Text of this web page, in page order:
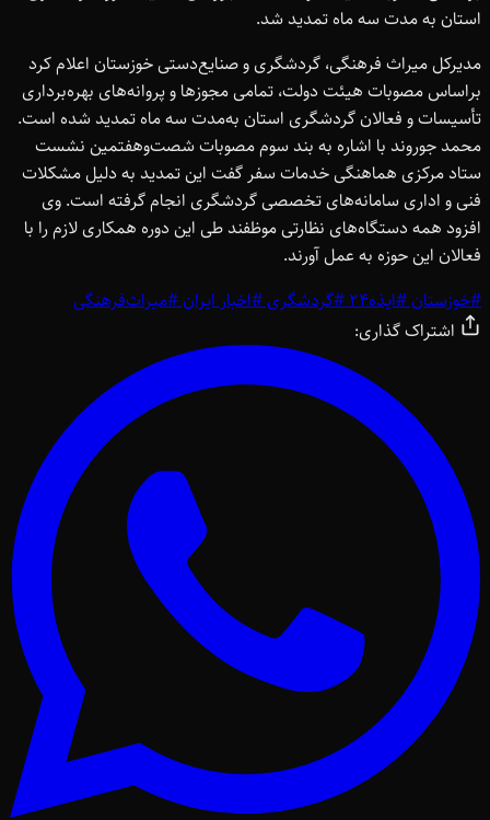
استان به مدت سه ماه تمدید شد.
مدیرکل میراث فرهنگی، گردشگری و صنایع‌دستی خوزستان اعلام کرد
براساس مصوبات هیئت دولت، تمامی مجوزها و پروانه‌های بهره‌برداری
تأسیسات و فعالان گردشگری استان به‌مدت سه ماه تمدید شده است.
محمد جوروند با اشاره به بند سوم مصوبات شصت‌وهفتمین نشست
ستاد مرکزی هماهنگی خدمات سفر گفت این تمدید به دلیل مشکلات
فنی و اداری سامانه‌های تخصصی گردشگری انجام گرفته است. وی
افزود همه دستگاه‌های نظارتی موظفند طی این دوره همکاری لازم را با
فعالان این حوزه به عمل آورند.
#خوزستان#ایذه24 #گردشگری#اخبار ایران#میراث‌فرهنگی
اشتراک گذاری: